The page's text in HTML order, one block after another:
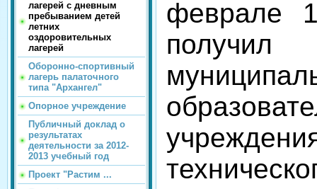
лагерей с дневным
пребыванием детей
летних
оздоровительных
лагерей
Оборонно-спортивный
лагерь палаточного
типа "Архангел"
Опорное учреждение
Публичный доклад о
результатах
деятельности за 2012-
2013 учебный год
Проект "Растим ...
феврале